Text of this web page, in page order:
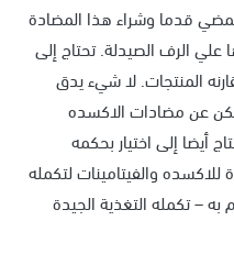
قدما وشراء هذا المضادة
علي الرف الصيدلة. تحتاج إلى
المنتجات. لا شيء يدق
عن مضادات الاكسده
أيضا إلى اختيار بحكمه
والفيتامينات لتكمله
به – تكمله التغذية الجيدة